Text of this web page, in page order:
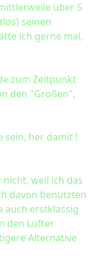
über 5
seinen
ich gerne mal,
zum Zeitpunkt
den "Großen",
sein, her damit !
weil ich das
davon benutzten
auch erstklassig
den Lüfter
Alternative